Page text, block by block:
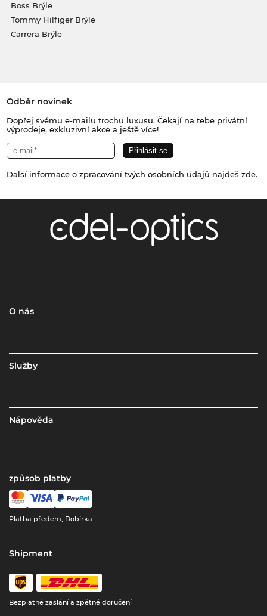
Boss Brýle
Tommy Hilfiger Brýle
Carrera Brýle
Odběr novinek
Dopřej svému e-mailu trochu luxusu. Čekají na tebe privátní
výprodeje, exkluzivní akce a ještě více!
Další informace o zpracování tvých osobních údajů najdeš zde.
O nás
Služby
Nápověda
způsob platby
Platba předem, Dobírka
Shipment
Bezplatné zaslání a zpětné doručení